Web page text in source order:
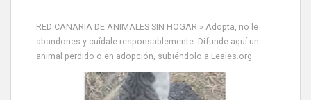
RED CANARIA DE ANIMALES SIN HOGAR » Adopta, no le
abandones y cuídale responsablemente. Difunde aquí un
animal perdido o en adopción, subiéndolo a Leales.org